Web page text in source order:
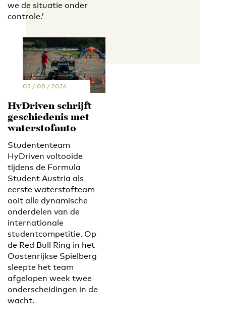
we de situatie onder
controle.’
03 / 08 / 2026
HyDriven schrijft
geschiedenis met
waterstofauto
Studententeam
HyDriven voltooide
tijdens de Formula
Student Austria als
eerste waterstofteam
ooit alle dynamische
onderdelen van de
internationale
studentcompetitie. Op
de Red Bull Ring in het
Oostenrijkse Spielberg
sleepte het team
afgelopen week twee
onderscheidingen in de
wacht.